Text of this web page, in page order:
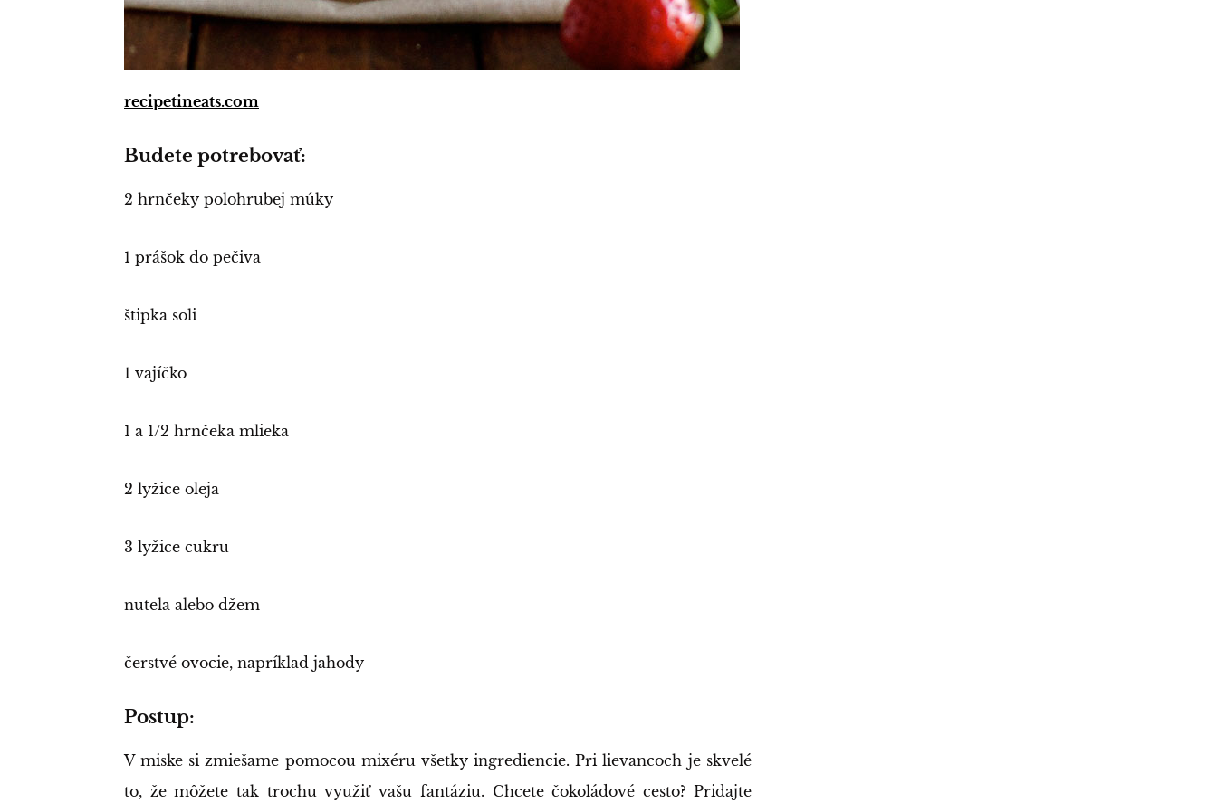
recipetineats.com
Budete potrebovať:
2 hrnčeky polohrubej múky
1 prášok do pečiva
štipka soli
1 vajíčko
1 a 1/2 hrnčeka mlieka
2 lyžice oleja
3 lyžice cukru
nutela alebo džem
čerstvé ovocie, napríklad jahody
Postup:
V miske si zmiešame pomocou mixéru všetky ingrediencie. Pri lievancoch je skvelé
to, že môžete tak trochu využiť vašu fantáziu. Chcete čokoládové cesto? Pridajte